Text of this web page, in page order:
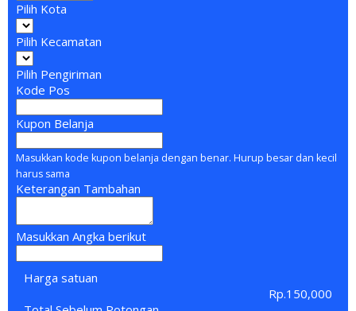
Pilih Kota
Pilih Kecamatan
Pilih Pengiriman
Kode Pos
Kupon Belanja
Masukkan kode kupon belanja dengan benar. Hurup besar dan kecil
harus sama
Keterangan Tambahan
Masukkan Angka berikut
Harga satuan
Rp.150,000